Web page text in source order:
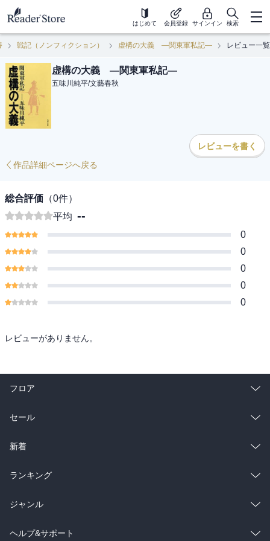
はじめて 会員登録 サインイン 検索
戦記（ノンフィクション） 虚構の大義 ―関東軍私記― レビュー一覧
虚構の大義 ―関東軍私記―
五味川純平/文藝春秋
レビューを書く
作品詳細ページへ戻る
総合評価 （0件）
平均 --
0
0
0
0
0
レビューがありません。
フロア
総合
ラノベ
雑誌・グラビア
BL・TL
セール
総合
ラノベ
雑誌・グラビア
BL・TL
新着
総合
ラノベ
雑誌・グラビア
ランキング
総合
ラノベ
ジャンル
コミック
ヘルプ&サポート